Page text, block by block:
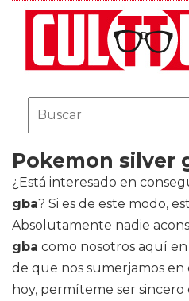
Pokemon silver
¿Está interesado en
gba? Si es de este modo,
Absolutamente nadie
gba como nosotros aquí
de que nos sumerjamos
hoy, permíteme ser